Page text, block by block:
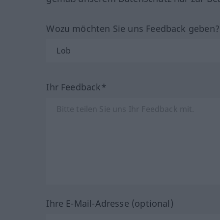
Wozu möchten Sie uns Feedback
Ihr Feedback*
Ihre E-Mail-Adresse (optional)